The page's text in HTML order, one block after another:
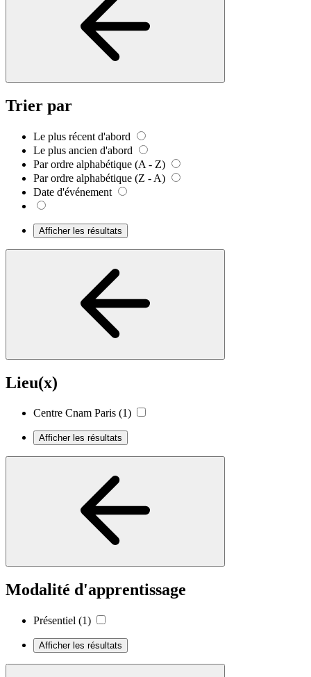
Trier par
Le plus récent d'abord
Le plus ancien d'abord
Par ordre alphabétique (A - Z)
Par ordre alphabétique (Z - A)
Date d'événement
Afficher les résultats
Lieu(x)
Centre Cnam Paris (1)
Afficher les résultats
Modalité d'apprentissage
Présentiel (1)
Afficher les résultats